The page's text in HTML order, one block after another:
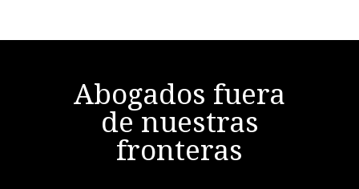
Abogados fuera
de nuestras
fronteras